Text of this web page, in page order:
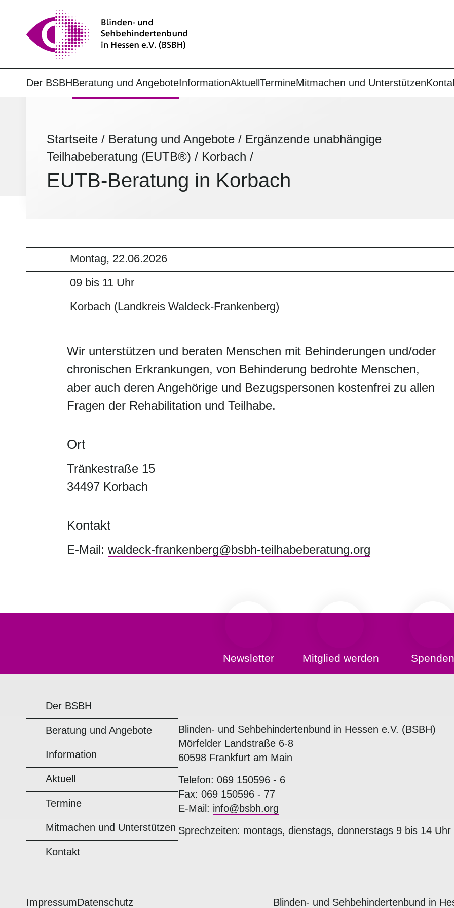
Der BSBHBeratung und AngeboteInformationAktuell TermineMitmachen und Unterstützen
Startseite / Beratung und Angebote / Ergänzende unabhängige
Teilhabeberatung (EUTB®) / Korbach /
EUTB-Beratung in Korbach
Montag, 22.06.2026
09 bis 11 Uhr
Korbach (Landkreis Waldeck-Frankenberg)
Wir unterstützen und beraten Menschen mit Behinderungen und/oder
chronischen Erkrankungen, von Behinderung bedrohte Menschen,
aber auch deren Angehörige und Bezugspersonen kostenfrei zu allen
Fragen der Rehabilitation und Teilhabe.
Ort
Tränkestraße 15
34497 Korbach
Kontakt
E-Mail: waldeck-frankenberg@bsbh-teilhabeberatung.org
Newsletter Mitglied werden Spenden
Der BSBH
Beratung und Angebote
Information
Aktuell
Termine
Mitmachen und Unterstützen
Kontakt
Blinden- und Sehbehindertenbund in Hessen e.V. (BSBH)
Mörfelder Landstraße 6-8
60598 Frankfurt am Main
Telefon: 069 150596 - 6
Fax: 069 150596 - 77
E-Mail: info@bsbh.org
Sprechzeiten: montags, dienstags, donnerstags 9 bis 14 Uhr
ImpressumDatenschutz Blinden- und Sehbehindertenbund in